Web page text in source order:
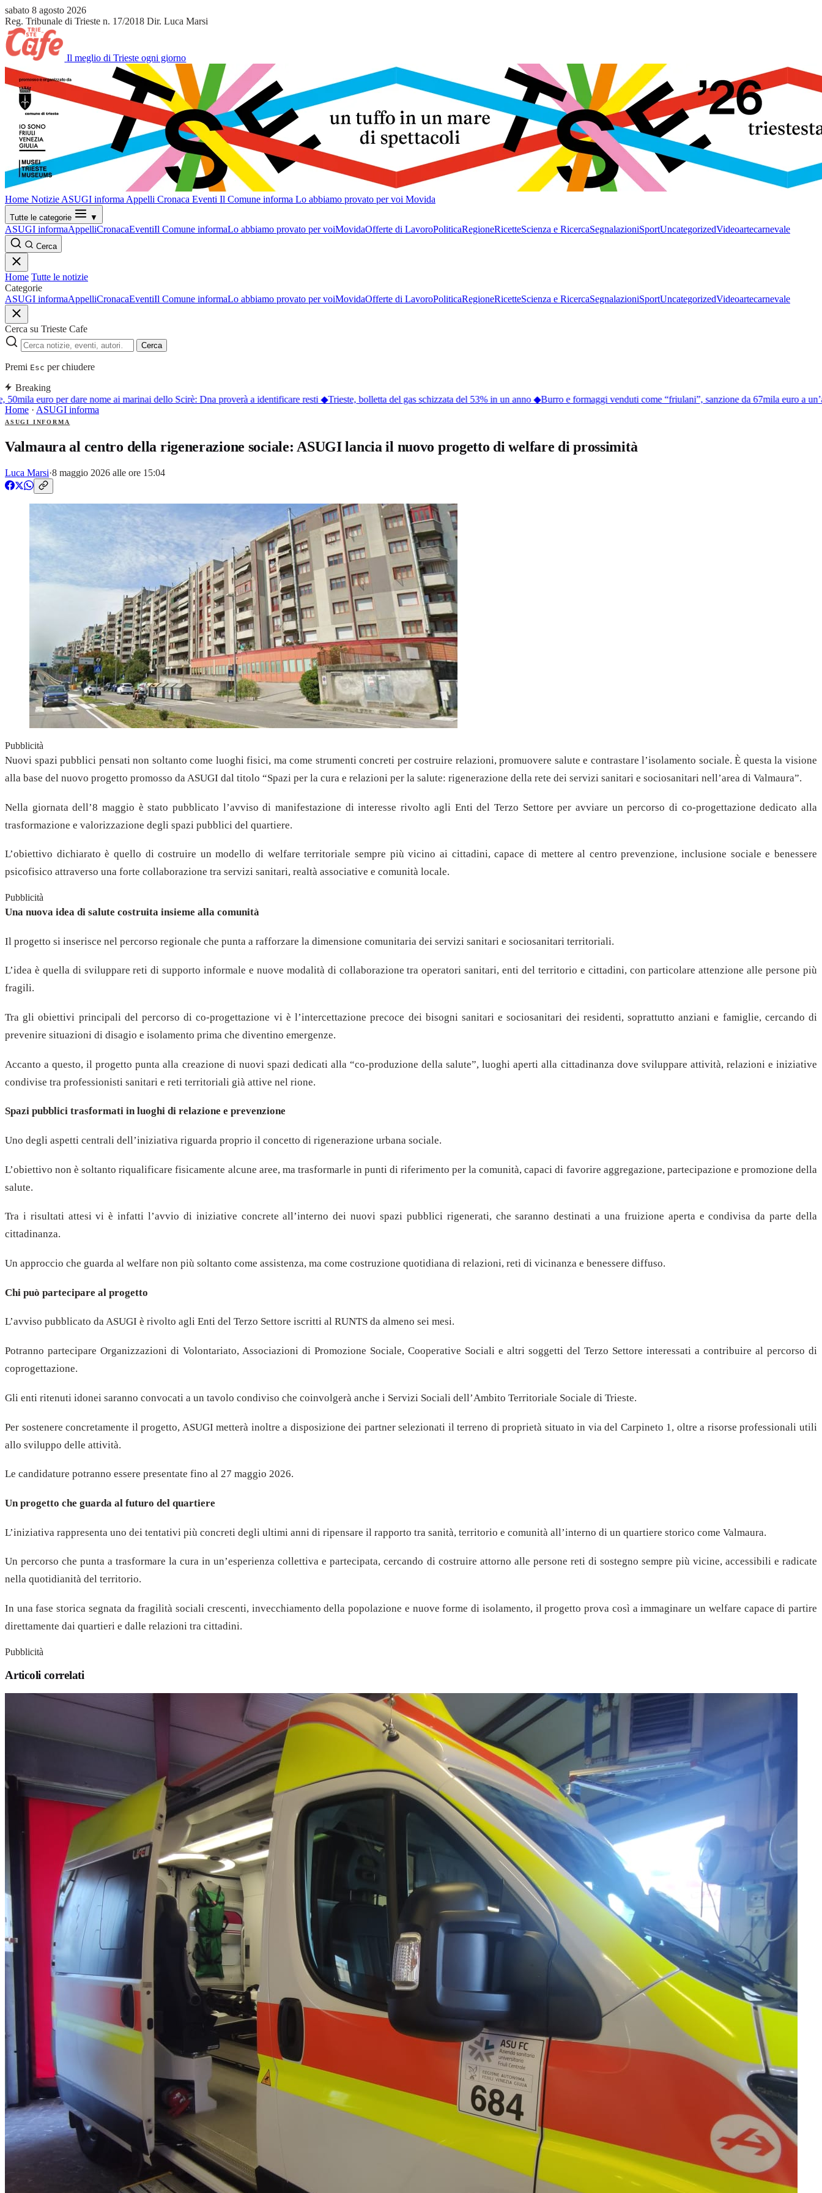
sabato 8 agosto 2026
Reg. Tribunale di Trieste n. 17/2018 Dir. Luca Marsi
Il meglio di Trieste ogni giorno
Home Notizie ASUGI informa Appelli Cronaca Eventi Il Comune informa Lo abbiamo provato per voi Movida
Tutte le categorie ▼
ASUGI informaAppelliCronacaEventiIl Comune informaLo abbiamo provato per voiMovidaOfferte di LavoroPoliticaRegioneRicetteScienza e RicercaSegnalazioniSportUncategorizedVideoartecarnevale
Cerca
Home Tutte le notizie
Categorie
ASUGI informaAppelliCronacaEventiIl Comune informaLo abbiamo provato per voiMovidaOfferte di LavoroPoliticaRegioneRicetteScienza e RicercaSegnalazioniSportUncategorizedVideoartecarnevale
Cerca su Trieste Cafe
Cerca
Premi Esc per chiudere
Breaking
euro per dare nome ai marinai dello Scirè: Dna proverà a identificare resti◆Trieste, bolletta del gas schizzata del 53% in un anno◆Burro e formaggi venduti come “friulani”, sanzione da 67mila euro a
Home · ASUGI informa
ASUGI INFORMA
Valmaura al centro della rigenerazione sociale: ASUGI lancia il nuovo progetto di welfare di prossimità
Luca Marsi·8 maggio 2026 alle ore 15:04
Pubblicità
Nuovi spazi pubblici pensati non soltanto come luoghi fisici, ma come strumenti concreti per costruire relazioni, promuovere salute e contrastare l’isolamento sociale. È questa la visione
alla base del nuovo progetto promosso da ASUGI dal titolo “Spazi per la cura e relazioni per la salute: rigenerazione della rete dei servizi sanitari e sociosanitari nell’area di Valmaura”.
Nella giornata dell’8 maggio è stato pubblicato l’avviso di manifestazione di interesse rivolto agli Enti del Terzo Settore per avviare un percorso di co-progettazione dedicato alla
trasformazione e valorizzazione degli spazi pubblici del quartiere.
L’obiettivo dichiarato è quello di costruire un modello di welfare territoriale sempre più vicino ai cittadini, capace di mettere al centro prevenzione, inclusione sociale e benessere
psicofisico attraverso una forte collaborazione tra servizi sanitari, realtà associative e comunità locale.
Pubblicità
Una nuova idea di salute costruita insieme alla comunità
Il progetto si inserisce nel percorso regionale che punta a rafforzare la dimensione comunitaria dei servizi sanitari e sociosanitari territoriali.
L’idea è quella di sviluppare reti di supporto informale e nuove modalità di collaborazione tra operatori sanitari, enti del territorio e cittadini, con particolare attenzione alle persone più
fragili.
Tra gli obiettivi principali del percorso di co-progettazione vi è l’intercettazione precoce dei bisogni sanitari e sociosanitari dei residenti, soprattutto anziani e famiglie, cercando di
prevenire situazioni di disagio e isolamento prima che diventino emergenze.
Accanto a questo, il progetto punta alla creazione di nuovi spazi dedicati alla “co-produzione della salute”, luoghi aperti alla cittadinanza dove sviluppare attività, relazioni e iniziative
condivise tra professionisti sanitari e reti territoriali già attive nel rione.
Spazi pubblici trasformati in luoghi di relazione e prevenzione
Uno degli aspetti centrali dell’iniziativa riguarda proprio il concetto di rigenerazione urbana sociale.
L’obiettivo non è soltanto riqualificare fisicamente alcune aree, ma trasformarle in punti di riferimento per la comunità, capaci di favorire aggregazione, partecipazione e promozione della
salute.
Tra i risultati attesi vi è infatti l’avvio di iniziative concrete all’interno dei nuovi spazi pubblici rigenerati, che saranno destinati a una fruizione aperta e condivisa da parte della
cittadinanza.
Un approccio che guarda al welfare non più soltanto come assistenza, ma come costruzione quotidiana di relazioni, reti di vicinanza e benessere diffuso.
Chi può partecipare al progetto
L’avviso pubblicato da ASUGI è rivolto agli Enti del Terzo Settore iscritti al RUNTS da almeno sei mesi.
Potranno partecipare Organizzazioni di Volontariato, Associazioni di Promozione Sociale, Cooperative Sociali e altri soggetti del Terzo Settore interessati a contribuire al percorso di
coprogettazione.
Gli enti ritenuti idonei saranno convocati a un tavolo condiviso che coinvolgerà anche i Servizi Sociali dell’Ambito Territoriale Sociale di Trieste.
Per sostenere concretamente il progetto, ASUGI metterà inoltre a disposizione dei partner selezionati il terreno di proprietà situato in via del Carpineto 1, oltre a risorse professionali utili
allo sviluppo delle attività.
Le candidature potranno essere presentate fino al 27 maggio 2026.
Un progetto che guarda al futuro del quartiere
L’iniziativa rappresenta uno dei tentativi più concreti degli ultimi anni di ripensare il rapporto tra sanità, territorio e comunità all’interno di un quartiere storico come Valmaura.
Un percorso che punta a trasformare la cura in un’esperienza collettiva e partecipata, cercando di costruire attorno alle persone reti di sostegno sempre più vicine, accessibili e radicate
nella quotidianità del territorio.
In una fase storica segnata da fragilità sociali crescenti, invecchiamento della popolazione e nuove forme di isolamento, il progetto prova così a immaginare un welfare capace di partire
direttamente dai quartieri e dalle relazioni tra cittadini.
Pubblicità
Articoli correlati